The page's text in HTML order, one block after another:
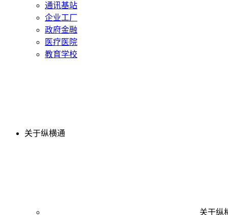
通讯基站
企业工厂
政府金融
医疗医院
教育学校
关于纵横通
关于纵